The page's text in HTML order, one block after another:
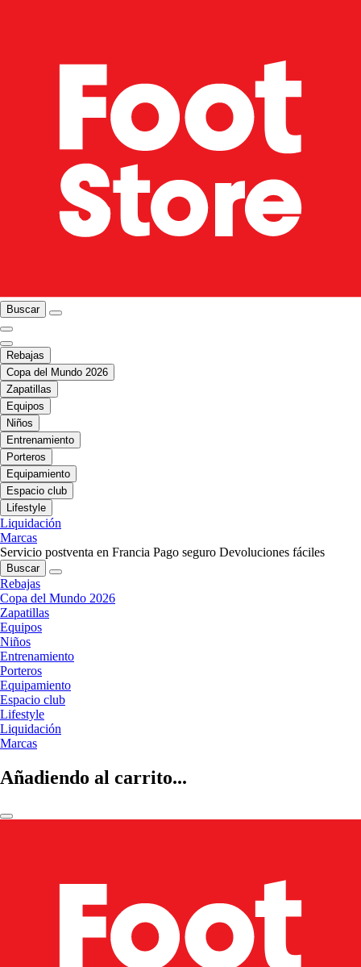
Buscar
Rebajas
Copa del Mundo 2026
Zapatillas
Equipos
Niños
Entrenamiento
Porteros
Equipamiento
Espacio club
Lifestyle
Liquidación
Marcas
Servicio postventa en Francia Pago seguro Devoluciones fáciles
Buscar
Rebajas
Copa del Mundo 2026
Zapatillas
Equipos
Niños
Entrenamiento
Porteros
Equipamiento
Espacio club
Lifestyle
Liquidación
Marcas
Añadiendo al carrito...